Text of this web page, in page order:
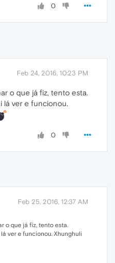
0
Feb 24, 2016, 10:23 PM
o que já fiz, tento esta.
lá ver e funcionou.
0
Feb 25, 2016, 12:37 AM
o que já fiz, tento esta.
ver e funcionou. Xhunghuli